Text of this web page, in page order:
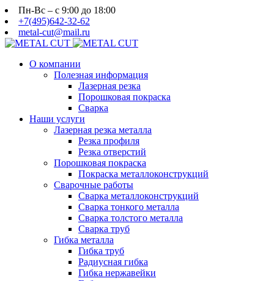
Пн-Вс – с 9:00 до 18:00
+7(495)642-32-62
metal-cut@mail.ru
О компании
Полезная информация
Лазерная резка
Порошковая покраска
Сварка
Наши услуги
Лазерная резка металла
Резка профиля
Резка отверстий
Порошковая покраска
Покраска металлоконструкций
Сварочные работы
Сварка металлоконструкций
Сварка тонкого металла
Сварка толстого металла
Сварка труб
Гибка металла
Гибка труб
Радиусная гибка
Гибка нержавейки